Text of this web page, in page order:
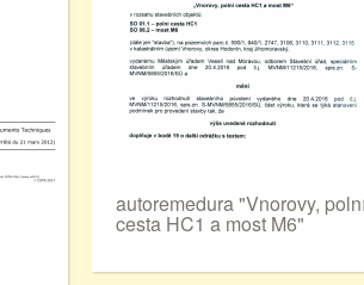
autoremedura "Vnorovy,
cesta HC1 a most M6"